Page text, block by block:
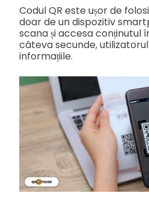
Codul QR este ușor de
doar de un dispozitiv
scana și accesa conținutul
câteva secunde,
informațiile.